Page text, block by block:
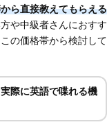
ら直接教えてもらえる
や中級者さんにおすす
この価格帯から検討して
際に英語で喋れる機